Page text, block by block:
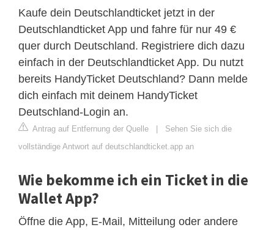
Kaufe dein Deutschlandticket jetzt in der
Deutschlandticket App und fahre für nur 49 €
quer durch Deutschland. Registriere dich dazu
einfach in der Deutschlandticket App. Du nutzt
bereits HandyTicket Deutschland? Dann melde
dich einfach mit deinem HandyTicket
Deutschland-Login an.
Antrag auf Entfernung der Quelle | Sehen Sie sich die
vollständige Antwort auf deutschlandticket.app an
Wie bekomme ich ein Ticket in die
Wallet App?
Öffne die App, E-Mail, Mitteilung oder andere